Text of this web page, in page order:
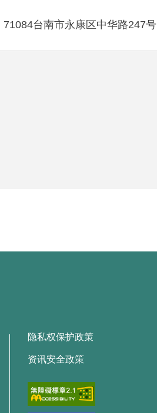
71084台南市永康区中华路247号
隐私权保护政策
资讯安全政策